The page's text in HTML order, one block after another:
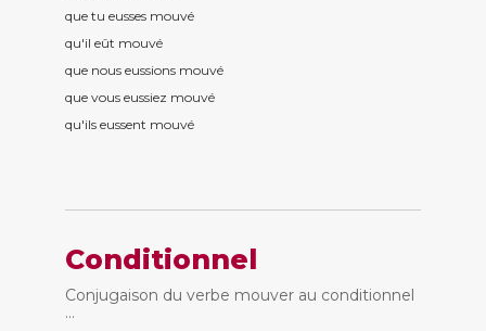
que tu eusses mouvé
qu'il eût mouvé
que nous eussions mouvé
que vous eussiez mouvé
qu'ils eussent mouvé
Conditionnel
Conjugaison du verbe mouver au conditionnel
...